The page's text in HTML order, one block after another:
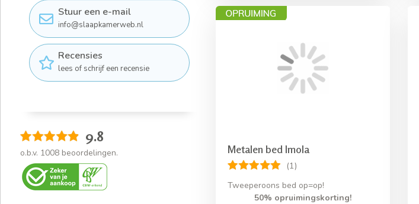
Stuur een e-mail
info@slaapkamerweb.nl
Recensies
lees of schrijf een recensie
9.8
o.b.v. 1008 beoordelingen. Metalen bed Imola
(1)
Tweeperoons bed op=op!
50% opruimingskorting!